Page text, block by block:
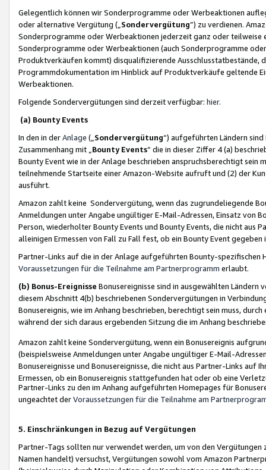
Gelegentlich können wir Sonderprogramme oder Werbeaktionen
oder alternative Vergütung („ Sondervergütung”) zu verdienen.
Sonderprogramme oder Werbeaktionen jederzeit ganz oder
Sonderprogramme oder Werbeaktionen (auch Sonderprogramme
Produktverkäufen kommt) disqualifizierende Ausschlusstatbestände,
Programmdokumentation im Hinblick auf Produktverkäufe geltende
Werbeaktionen.
Folgende Sondervergütungen sind derzeit verfügbar: hier.
(a) Bounty Events
In den in derAnlage („ Sondervergütung“) aufgeführten Ländern
Zusammenhang mit „ Bounty Events“ die in dieser Ziffer 4 (a)
Bounty Event wie in der Anlage beschrieben anspruchsberechtigt sein
teilnehmende Startseite einer Amazon-Website aufruft und (2) der
ausführt.
Amazon zahlt keine Sondervergütung, wenn das zugrundeliegende
Anmeldungen unter Angabe ungültiger E-Mail-Adressen, Einsatz von
Person, wiederholter Bounty Events und Bounty Events, die nicht
alleinigen Ermessen von Fall zu Fall fest, ob ein Bounty Event
Partner-Links auf die in der Anlage aufgeführten Bounty-spezifischen
Voraussetzungen für die Teilnahme am Partnerprogramm erlaubt.
(b) Bonus-Ereignisse Bonusereignisse sind in ausgewählten Ländern
diesem Abschnitt 4(b) beschriebenen Sondervergütungen in
Bonusereignis, wie im Anhang beschrieben, berechtigt sein muss,
während der sich daraus ergebenden Sitzung die im Anhang
Amazon zahlt keine Sondervergütung, wenn ein Bonusereignis
(beispielsweise Anmeldungen unter Angabe ungültiger E-Mail-
Bonusereignisse und Bonusereignisse, die nicht aus Partner-Links auf
Ermessen, ob ein Bonusereignis stattgefunden hat oder ob eine
Partner-Links zu den im Anhang aufgeführten Homepages für
ungeachtet derVoraussetzungen für die Teilnahme am
5. Einschränkungen in Bezug auf Vergütungen
Partner-Tags sollten nur verwendet werden, um von den
Namen handelt) versuchst, Vergütungen sowohl vom Amazon